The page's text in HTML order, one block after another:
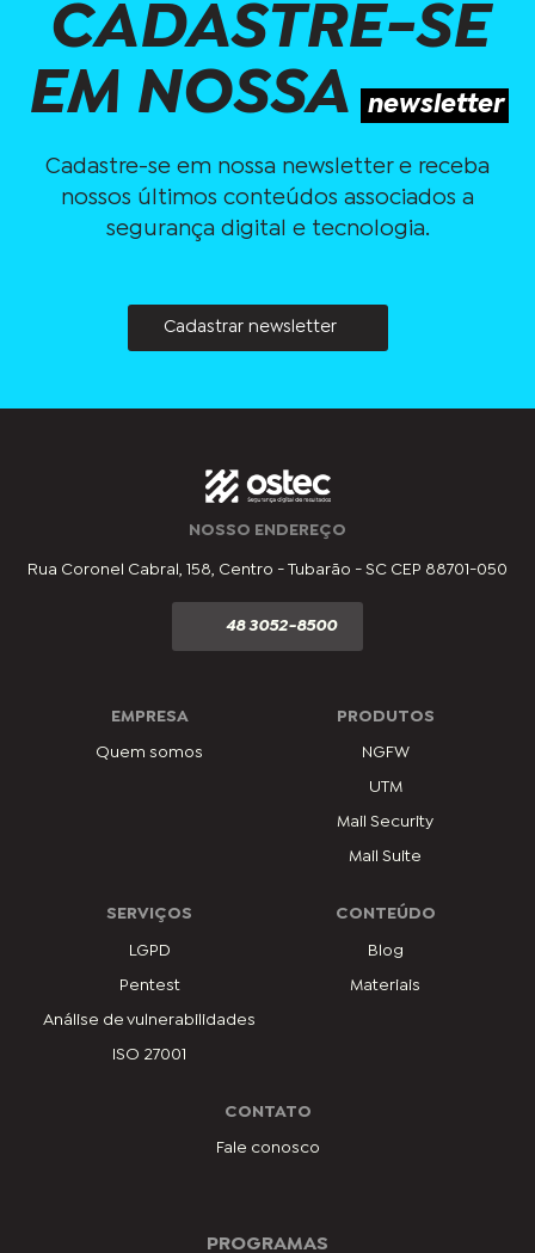
CADASTRE-SE
EM NOSSA newsletter
Cadastre-se em nossa newsletter e receba
nossos últimos conteúdos associados a
segurança digital e tecnologia.
Cadastrar newsletter
NOSSO ENDEREÇO
Rua Coronel Cabral, 158, Centro - Tubarão - SC CEP 88701-050
48 3052-8500
EMPRESA
Quem somos
PRODUTOS
NGFW
UTM
Mail Security
Mail Suite
SERVIÇOS
LGPD
Pentest
Análise de vulnerabilidades
ISO 27001
CONTEÚDO
Blog
Materiais
CONTATO
Fale conosco
PROGRAMAS